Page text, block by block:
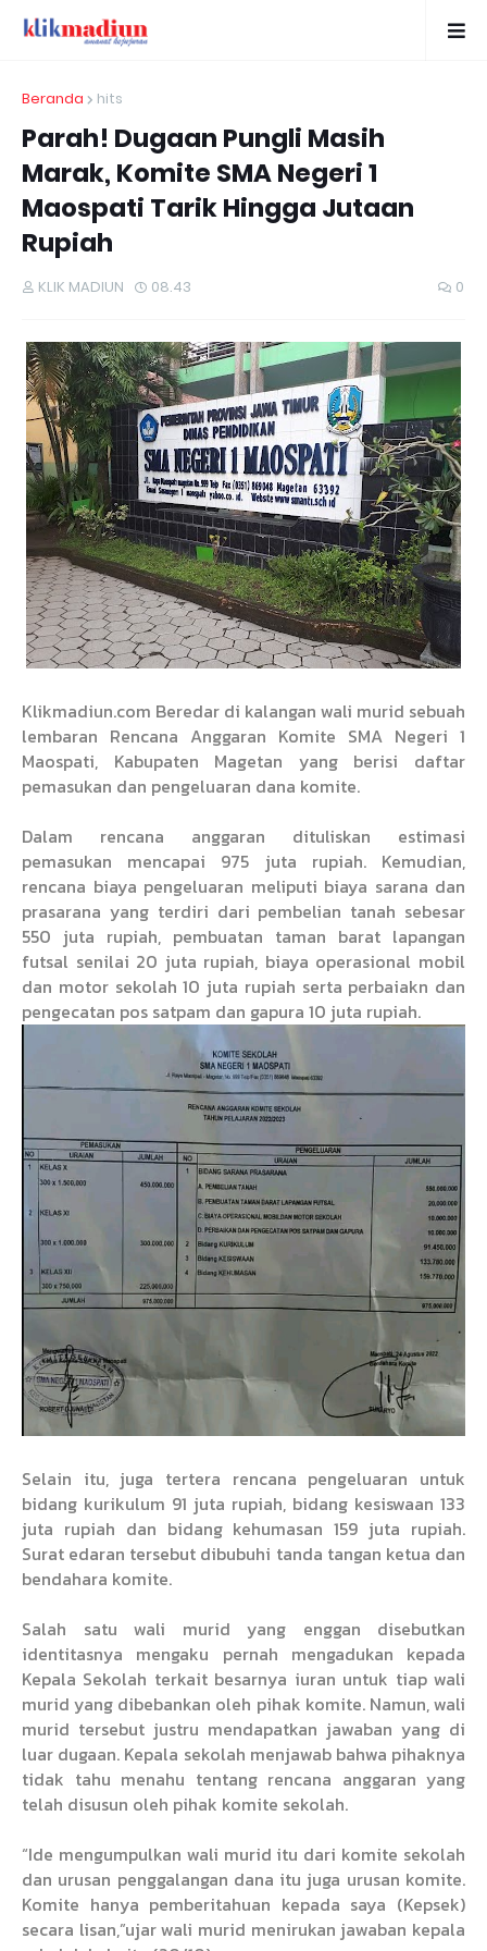
Beranda hits
Parah! Dugaan Pungli Masih
Marak, Komite SMA Negeri 1
Maospati Tarik Hingga Jutaan
Rupiah
KLIK MADIUN 08.43 0
Klikmadiun.com Beredar di kalangan wali murid sebuah
lembaran Rencana Anggaran Komite SMA Negeri 1
Maospati, Kabupaten Magetan yang berisi daftar
pemasukan dan pengeluaran dana komite.
Dalam rencana anggaran dituliskan estimasi
pemasukan mencapai 975 juta rupiah. Kemudian,
rencana biaya pengeluaran meliputi biaya sarana dan
prasarana yang terdiri dari pembelian tanah sebesar
550 juta rupiah, pembuatan taman barat lapangan
futsal senilai 20 juta rupiah, biaya operasional mobil
dan motor sekolah 10 juta rupiah serta perbaiakn dan
pengecatan pos satpam dan gapura 10 juta rupiah.
Selain itu, juga tertera rencana pengeluaran untuk
bidang kurikulum 91 juta rupiah, bidang kesiswaan 133
juta rupiah dan bidang kehumasan 159 juta rupiah.
Surat edaran tersebut dibubuhi tanda tangan ketua dan
bendahara komite.
Salah satu wali murid yang enggan disebutkan
identitasnya mengaku pernah mengadukan kepada
Kepala Sekolah terkait besarnya iuran untuk tiap wali
murid yang dibebankan oleh pihak komite. Namun, wali
murid tersebut justru mendapatkan jawaban yang di
luar dugaan. Kepala sekolah menjawab bahwa pihaknya
tidak tahu menahu tentang rencana anggaran yang
telah disusun oleh pihak komite sekolah.
“Ide mengumpulkan wali murid itu dari komite sekolah
dan urusan penggalangan dana itu juga urusan komite.
Komite hanya pemberitahuan kepada saya (Kepsek)
secara lisan,”ujar wali murid menirukan jawaban kepala